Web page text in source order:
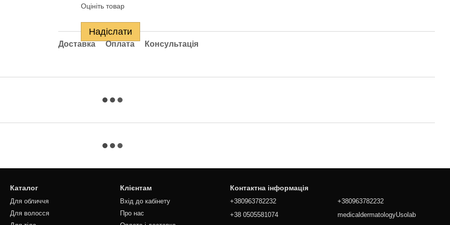
Оцініть товар
Надіслати
Доставка Оплата Консультація
Каталог
Для обличчя
Для волосся
Клієнтам
Вхід до кабінету
Про нас
Контактна інформація
+380963782232
+38 0505581074
+380963782232
medicaldermatologyUsolab